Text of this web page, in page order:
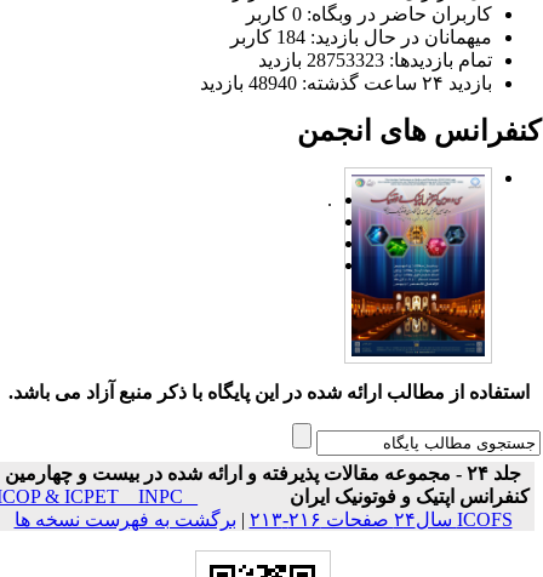
کاربران حاضر در وبگاه: 0 کاربر
میهمانان در حال بازدید: 184 کاربر
تمام بازدید‌ها: 28753323 بازدید
بازدید ۲۴ ساعت گذشته: 48940 بازدید
های انجمن
.
استفاده از مطالب ارائه شده در این پایگاه با ذکر منبع آزاد می باشد.
جلد ۲۴ - مجموعه مقالات پذیرفته و ارائه شده در بیست و چهارمین
کنفرانس اپتیک و فوتونیک ایران
ICOP & ICPET _ INPC _
ICOFS سال۲۴ صفحات ۲۱۶-۲۱۳
|برگشت به فهرست نسخه ها